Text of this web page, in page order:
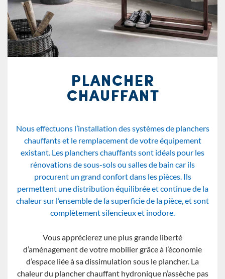
PLANCHER
CHAUFFANT
Nous effectuons l’installation des systèmes de planchers
chauffants et le remplacement de votre équipement
existant. Les planchers chauffants sont idéals pour les
rénovations de sous-sols ou salles de bain car ils
procurent un grand confort dans les pièces. Ils
permettent une distribution équilibrée et continue de la
chaleur sur l’ensemble de la superficie de la pièce, et sont
complètement silencieux et inodore.
Vous apprécierez une plus grande liberté
d’aménagement de votre mobilier grâce à l’économie
d’espace liée à sa dissimulation sous le plancher. La
chaleur du plancher chauffant hydronique n’assèche pas